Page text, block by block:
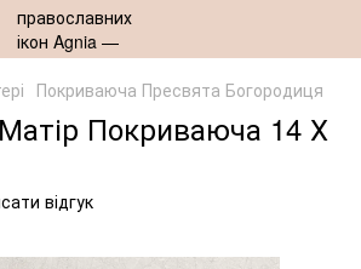
Покриваюча Пресвята Богородиця
Покриваюча 14 Х
відгук